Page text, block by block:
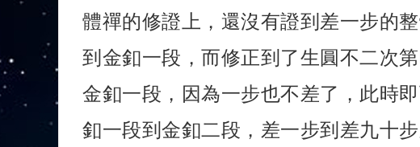
體禪的修證上，還沒有證到差一步的
到金釦一段，而修正到了生圓不二次
金釦一段，因為一步也不差了，此時
釦一段到金釦二段，差一步到差九十